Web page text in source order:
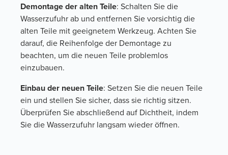
Demontage der alten Teile: Schalten Sie die
Wasserzufuhr ab und entfernen Sie vorsichtig die
alten Teile mit geeignetem Werkzeug. Achten Sie
darauf, die Reihenfolge der Demontage zu
beachten, um die neuen Teile problemlos
einzubauen.
Einbau der neuen Teile: Setzen Sie die neuen Teile
ein und stellen Sie sicher, dass sie richtig sitzen.
Überprüfen Sie abschließend auf Dichtheit, indem
Sie die Wasserzufuhr langsam wieder öffnen.